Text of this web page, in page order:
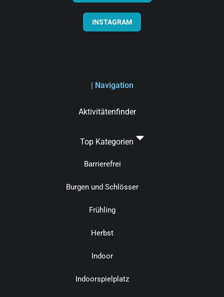
INSTAGRAM
| Navigation
Aktivitätenfinder
Top Kategorien
Barrierefrei
Burgen und Schlösser
Frühling
Herbst
Indoor
Indoorspielplatz